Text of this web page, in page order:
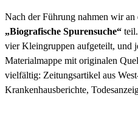
Nach der Führung nahmen wir an
„Biografische Spurensuche“
vier Kleingruppen aufgeteilt, und
Materialmappe mit originalen
vielfältig: Zeitungsartikel aus
Krankenhausberichte,